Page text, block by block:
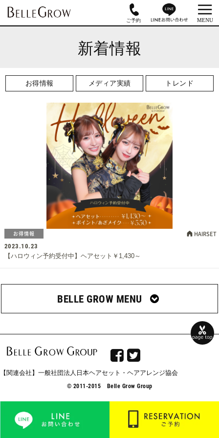
新着情報
お得情報 メディア実績 トレンド
お得情報 HAIRSET
2023.10.23
【ハロウィン予約受付中】ヘアセット￥1,430～
BELLE GROW MENU
 
【関連会社】一般社団法人日本ヘアセット・ヘアアレンジ協会
© 2011-2015 Belle Grow Group